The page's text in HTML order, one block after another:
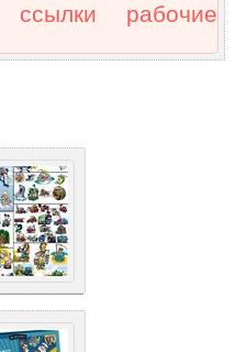
ссылки рабочие